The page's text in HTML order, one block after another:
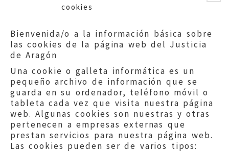
cookies
Bienvenida/o a la información básica sobre
las cookies de la página web del Justicia
de Aragón
Una cookie o galleta informática es un
pequeño archivo de información que se
guarda en su ordenador, teléfono móvil o
tableta cada vez que visita nuestra página
web. Algunas cookies son nuestras y otras
pertenecen a empresas externas que
prestan servicios para nuestra página web.
Las cookies pueden ser de varios tipos: